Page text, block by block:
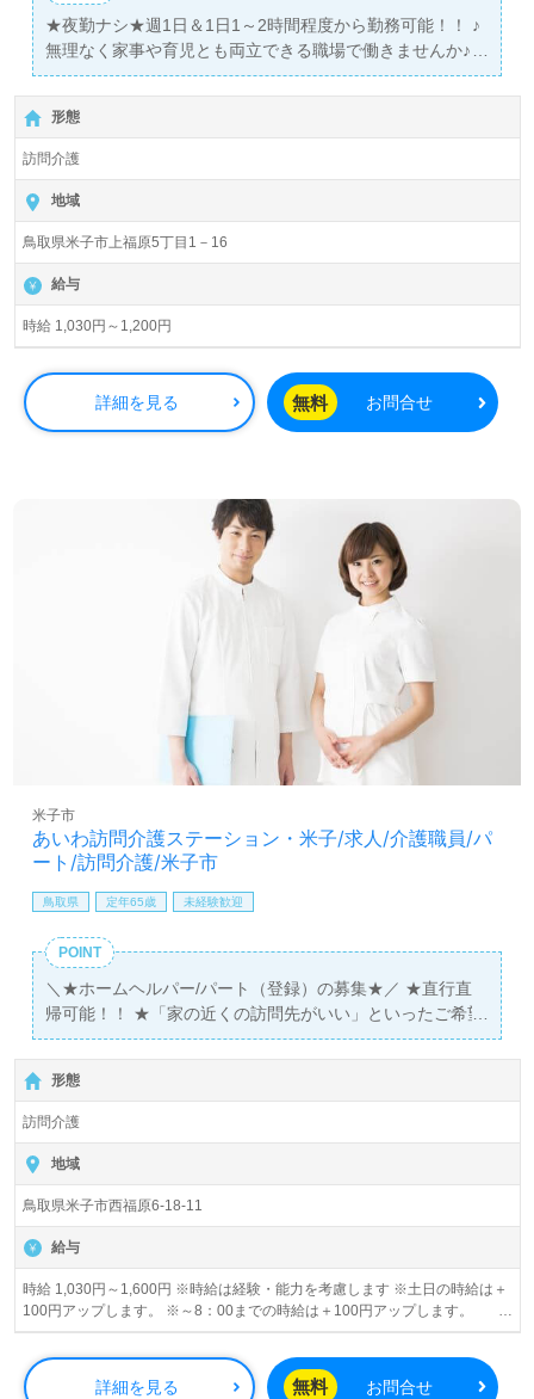
★夜勤ナシ★週1日＆1日1～2時間程度から勤務可能！！ ♪
無理なく家事や育児とも両立できる職場で働きませんか♪
＞＞【経験不問】お休みもスタッフ同士調整し合っていま
す＜＜
形態
訪問介護
地域
鳥取県米子市上福原5丁目1－16
給与
時給 1,030円～1,200円
詳細を見る 無料 お問合せ
あいわ訪問介護ステーション・米子/求人/介護職員/パ
ート/訪問介護/米子市
米子市
鳥取県 定年65歳 未経験歓迎
POINT
＼★ホームヘルパー/パート（登録）の募集★／ ★直行直
帰可能！！ ★「家の近くの訪問先がいい」といったご希望
も考慮させて頂きます！ ★60歳代以上の方（70歳代の方
も）活躍中！！
形態
訪問介護
地域
鳥取県米子市西福原6-18-11
給与
時給 1,030円～1,600円 ※時給は経験・能力を考慮します ※土日の時給は＋
100円アップします。 ※～8：00までの時給は＋100円アップします。
※20：00～の時給は一律￥1600円となります。 ※小学生以下のお子様がい
詳細を見る 無料 お問合せ